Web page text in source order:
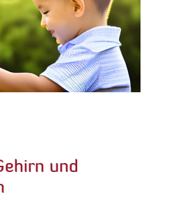
und